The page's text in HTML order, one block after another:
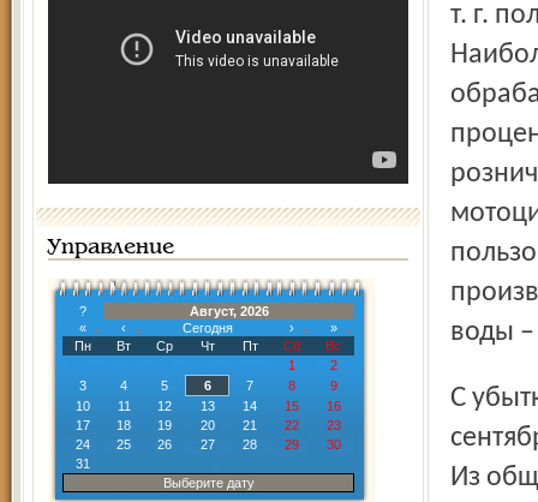
Управление
?
Август, 2026
«
‹ Сегодня ›
»
Пн
Вт Ср Чт Пт Сб
Вс
1
2
3
4 5 6 7 8
9
10
11 12 13 14 15
16
17
18 19 20 21 22
23
24
25 26 27 28 29
30
31
Выберите дату
т. г.
воды
С убытками в сумме 6936 млн. рублей завершили январь –
Из